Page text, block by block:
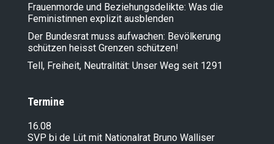
Frauenmorde und Beziehungsdelikte: Was die
Feministinnen explizit ausblenden
Der Bundesrat muss aufwachen: Bevölkerung
schützen heisst Grenzen schützen!
Tell, Freiheit, Neutralität: Unser Weg seit 1291
Termine
16.08
SVP bi de Lüt mit Nationalrat Bruno Walliser